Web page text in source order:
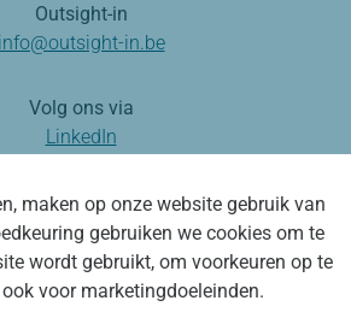
Outsight-in
info@outsight-in.be
Volg ons via
LinkedIn
in Disclaimer Privacy
maken op onze website gebruik van
gebruiken we cookies om te
wordt gebruikt, om voorkeuren op te
voor marketingdoeleinden.